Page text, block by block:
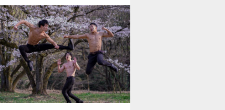
Update:2021.07.8
Category:桜とマッチョ kaichan
AKIHITO(細マッチョ) SOSUKE 外資系
筋肉 腹筋 闘うマッチョ
ダウンロード